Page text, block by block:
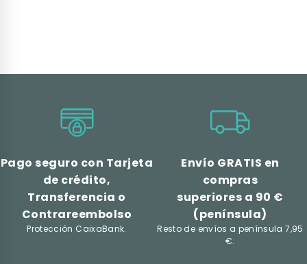
Pago seguro con Tarjeta
de crédito,
Transferencia o
Contrareembolso
Protección CaixaBank.
Envío GRATIS en
compras
superiores a 90 €
(península)
Resto de envíos a península 7,95
€.